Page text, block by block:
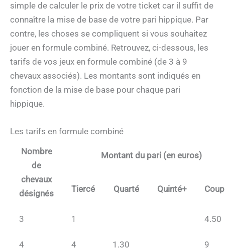
simple de calculer le prix de votre ticket car il suffit de
connaître la mise de base de votre pari hippique. Par
contre, les choses se compliquent si vous souhaitez
jouer en formule combiné. Retrouvez, ci-dessous, les
tarifs de vos jeux en formule combiné (de 3 à 9
chevaux associés). Les montants sont indiqués en
fonction de la mise de base pour chaque pari
hippique.
Les tarifs en formule combiné
Nombre
de
chevaux
désignés
Montant du pari (en euros)
Tiercé Quarté Quinté+
3 1 4.50
4 4 1.30 9